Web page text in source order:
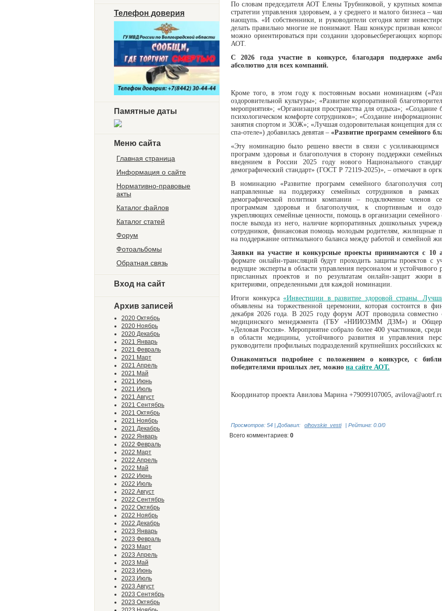
Телефон доверия
Памятные даты
Меню сайта
Главная страница
Информация о сайте
Нормативно-правовые
акты
Каталог файлов
Каталог статей
Форум
Фотоальбомы
Обратная связь
Вход на сайт
Архив записей
2020 Октябрь
2020 Ноябрь
2020 Декабрь
2021 Январь
2021 Февраль
2021 Март
2021 Апрель
2021 Май
2021 Июнь
2021 Июль
2021 Август
2021 Сентябрь
2021 Октябрь
2021 Ноябрь
2021 Декабрь
2022 Январь
2022 Февраль
2022 Март
2022 Апрель
2022 Май
2022 Июнь
2022 Июль
2022 Август
2022 Сентябрь
2022 Октябрь
2022 Ноябрь
2022 Декабрь
2023 Январь
2023 Февраль
2023 Март
2023 Апрель
2023 Май
2023 Июнь
2023 Июль
2023 Август
2023 Сентябрь
2023 Октябрь
По словам председателя АОТ Елены Трубниковой, у крупных
стратегии управления здоровьем, а у среднего и малого бизнеса –
наощупь. «И собственники, и руководители сегодня хотят
делать правильно многие не понимают. Наш конкурс призван
можно ориентироваться при создании здоровьесберегающих
АОТ.
С 2026 года участие в конкурсе, благодаря поддержке
абсолютно для всех компаний.
Кроме того, в этом году к постоянным восьми номинациям
оздоровительной культуры»; «Развитие корпоративной
мероприятия»; «Организация пространства для отдыха»; «Создание
психологическом комфорте сотрудников»; «Создание
занятия спортом и ЗОЖ»; «Лучшая оздоровительная концепция для
спа-отеле») добавилась девятая – «Развитие программ семейного
«Эту номинацию было решено ввести в связи с усиливающимся
программ здоровья и благополучия в сторону поддержки
введением в России 2025 году нового Национального
демографический стандарт» (ГОСТ Р 72119-2025)», – отмечают в
В номинацию «Развитие программ семейного благополучия
направленные на поддержку семейных сотрудников в
демографической политики компании – подключение членов
программам здоровья и благополучия, к спортивным и
укрепляющих семейные ценности, помощь в организации семейного
после выхода из него, наличие корпоративных дошкольных
сотрудников, финансовая помощь молодым родителям, жилищные
на поддержание оптимального баланса между работой и семейной
Заявки на участие и конкурсные проекты принимаются с 10
формате онлайн-трансляций будут проходить защиты проектов с
ведущие эксперты в области управления персоналом и устойчивого
присланных проектов и по результатам онлайн-защит жюри
критериями, определенными для каждой номинации.
Итоги конкурса «Инвестиции в развитие здоровой страны.
объявлены на торжественной церемонии, которая состоится в
декабря 2026 года. В 2025 году форум АОТ проводила
медицинского менеджмента (ГБУ «НИИОЗММ ДЗМ») и
«Деловая Россия». Мероприятие собрало более 400 участников,
в области медицины, устойчивого развития и управления
руководители профильных подразделений крупнейших российских
Ознакомиться подробнее с положением о конкурсе, с
победителями прошлых лет, можно на сайте АОТ.
Координатор проекта Авилова Марина +79099107005,
Просмотров: 54 | Добавил: olhovskie_vesti | Рейтинг: 0.0/0
Всего комментариев: 0